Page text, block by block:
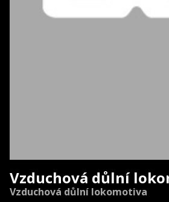
Vzduchová důlní
Vzduchová důlní lokomotiva